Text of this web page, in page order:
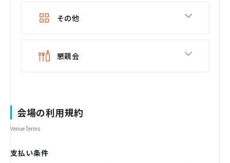
その他
懇親会
会場の利用規約
Venue Terms
支払い条件